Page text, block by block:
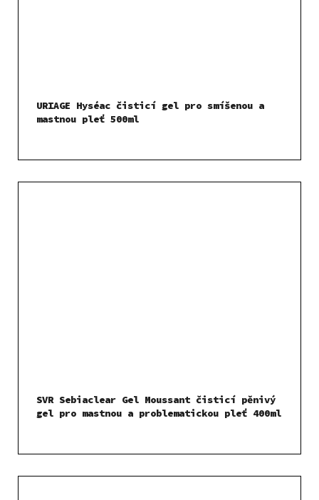
URIAGE Hyséac čisticí gel pro smíšenou a
mastnou pleť 500ml
SVR Sebiaclear Gel Moussant čisticí pěnivý
gel pro mastnou a problematickou pleť 400ml